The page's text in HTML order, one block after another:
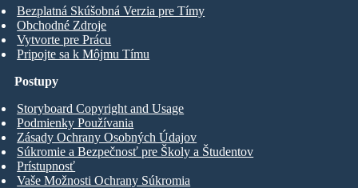
Bezplatná Skúšobná Verzia pre Tímy
Obchodné Zdroje
Vytvorte pre Prácu
Pripojte sa k Môjmu Tímu
Postupy
Storyboard Copyright and Usage
Podmienky Používania
Zásady Ochrany Osobných Údajov
Súkromie a Bezpečnosť pre Školy a Študentov
Prístupnosť
Vaše Možnosti Ochrany Súkromia